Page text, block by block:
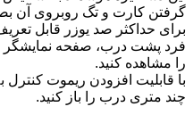
گرفتن کارت و تگ روبروی آن
برای حداکثر صد یوزر قابل
فرد پشت درب، صفحه نمایشگر
را مشاهده کنید.
با قابلیت افزودن ریموت کنترل
چند متری درب را باز کنید.